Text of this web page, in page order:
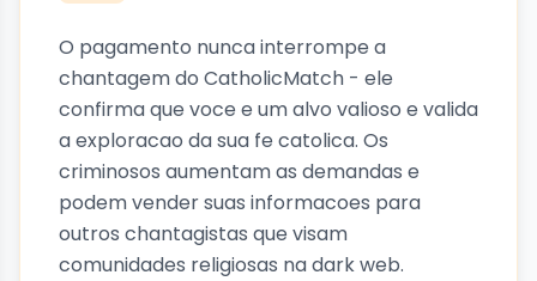
O pagamento nunca interrompe a
chantagem do CatholicMatch - ele
confirma que voce e um alvo valioso e valida
a exploracao da sua fe catolica. Os
criminosos aumentam as demandas e
podem vender suas informacoes para
outros chantagistas que visam
comunidades religiosas na dark web.